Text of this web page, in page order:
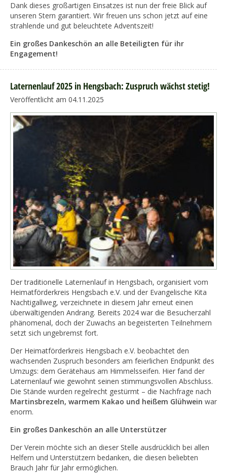
Dank dieses großartigen Einsatzes ist nun der freie Blick auf
unseren Stern garantiert. Wir freuen uns schon jetzt auf eine
strahlende und gut beleuchtete Adventszeit!
Ein großes Dankeschön an alle Beteiligten für ihr
Engagement!
Laternenlauf 2025 in Hengsbach: Zuspruch wächst stetig!
Veröffentlicht am 04.11.2025
Der traditionelle Laternenlauf in Hengsbach, organisiert vom
Heimatförderkreis Hengsbach e.V. und der Evangelische Kita
Nachtigallweg, verzeichnete in diesem Jahr erneut einen
überwältigenden Andrang. Bereits 2024 war die Besucherzahl
phänomenal, doch der Zuwachs an begeisterten Teilnehmern
setzt sich ungebremst fort.
Der Heimatförderkreis Hengsbach e.V. beobachtet den
wachsenden Zuspruch besonders am feierlichen Endpunkt des
Umzugs: dem Gerätehaus am Himmelsseifen. Hier fand der
Laternenlauf wie gewohnt seinen stimmungsvollen Abschluss.
Die Stände wurden regelrecht gestürmt – die Nachfrage nach
Martinsbrezeln, warmem Kakao und heißem Glühwein war
enorm.
Ein großes Dankeschön an alle Unterstützer
Der Verein möchte sich an dieser Stelle ausdrücklich bei allen
Helfern und Unterstützern bedanken, die diesen beliebten
Brauch Jahr für Jahr ermöglichen.